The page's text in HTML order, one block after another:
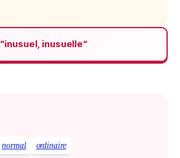
“inusuel, inusuelle“
normal ordinaire